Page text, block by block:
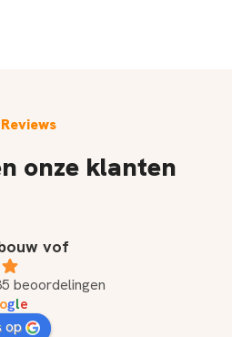
Reviews
onze klanten
vof
beoordelingen
ogle
op